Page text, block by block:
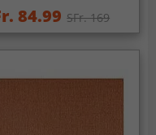
84.99 SFr. 169